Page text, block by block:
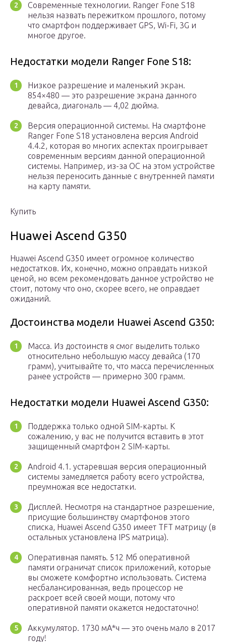
Современные технологии. Ranger Fone S18
нельзя назвать пережитком прошлого, потому
что смартфон поддерживает GPS, Wi-Fi, 3G и
многое другое.
Недостатки модели Ranger Fone S18:
Низкое разрешение и маленький экран.
854×480 — это разрешение экрана данного
девайса, диагональ — 4,02 дюйма.
Версия операционной системы. На смартфоне
Ranger Fone S18 установлена версия Android
4.4.2, которая во многих аспектах проигрывает
современным версиям данной операционной
системы. Например, из-за ОС на этом устройстве
нельзя переносить данные с внутренней памяти
на карту памяти.
Купить
Huawei Ascend G350
Huawei Ascend G350 имеет огромное количество
недостатков. Их, конечно, можно оправдать низкой
ценой, но всем рекомендовать данное устройство не
стоит, потому что оно, скорее всего, не оправдает
ожиданий.
Достоинства модели Huawei Ascend G350:
Масса. Из достоинств я смог выделить только
относительно небольшую массу девайса (170
грамм), учитывайте то, что масса перечисленных
ранее устройств — примерно 300 грамм.
Недостатки модели Huawei Ascend G350:
Поддержка только одной SIM-карты. К
сожалению, у вас не получится вставить в этот
защищенный смартфон 2 SIM-карты.
Android 4.1. устаревшая версия операционный
системы замедляется работу всего устройства,
преумножая все недостатки.
Дисплей. Несмотря на стандартное разрешение,
присущие большинству смартфонов этого
списка, Huawei Ascend G350 имеет TFT матрицу (в
остальных установлена IPS матрица).
Оперативная память. 512 Мб оперативной
памяти ограничат список приложений, которые
вы сможете комфортно использовать. Система
несбалансированная, ведь процессор не
раскроет всей своей мощи, потому что
оперативной памяти окажется недостаточно!
Аккумулятор. 1730 мА*ч — это очень мало в 2017
году!